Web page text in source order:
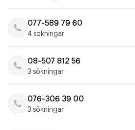
077-589 79 60
4 sökningar
08-507 812 56
3 sökningar
076-306 39 00
3 sökningar